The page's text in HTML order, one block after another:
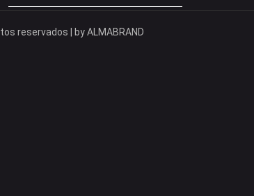
reservados | byALMABRAND